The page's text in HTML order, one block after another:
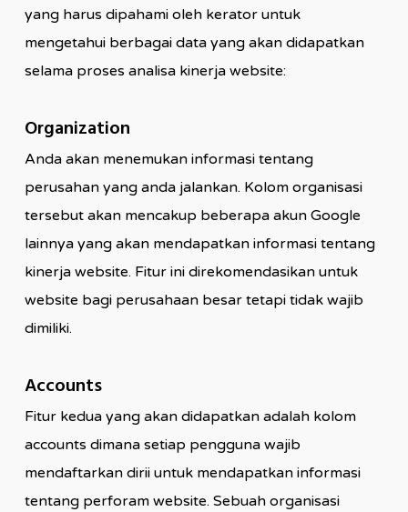
yang harus dipahami oleh kerator untuk
mengetahui berbagai data yang akan didapatkan
selama proses analisa kinerja website:
Organization
Anda akan menemukan informasi tentang
perusahan yang anda jalankan. Kolom organisasi
tersebut akan mencakup beberapa akun Google
lainnya yang akan mendapatkan informasi tentang
kinerja website. Fitur ini direkomendasikan untuk
website bagi perusahaan besar tetapi tidak wajib
dimiliki.
Accounts
Fitur kedua yang akan didapatkan adalah kolom
accounts dimana setiap pengguna wajib
mendaftarkan dirii untuk mendapatkan informasi
tentang perforam website. Sebuah organisasi